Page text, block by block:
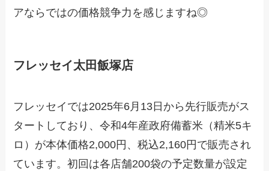
アならではの価格競争力を感じますね◎
フレッセイ太田飯塚店
フレッセイでは2025年6月13日から先行販売がス
タートしており、令和4年産政府備蓄米（精米5キ
ロ）が本体価格2,000円、税込2,160円で販売され
ています。初回は各店舗200袋の予定数量が設定